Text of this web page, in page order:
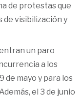
de protestas que
de visibilización y
un paro
a los
de mayo y para los
el 3 de junio